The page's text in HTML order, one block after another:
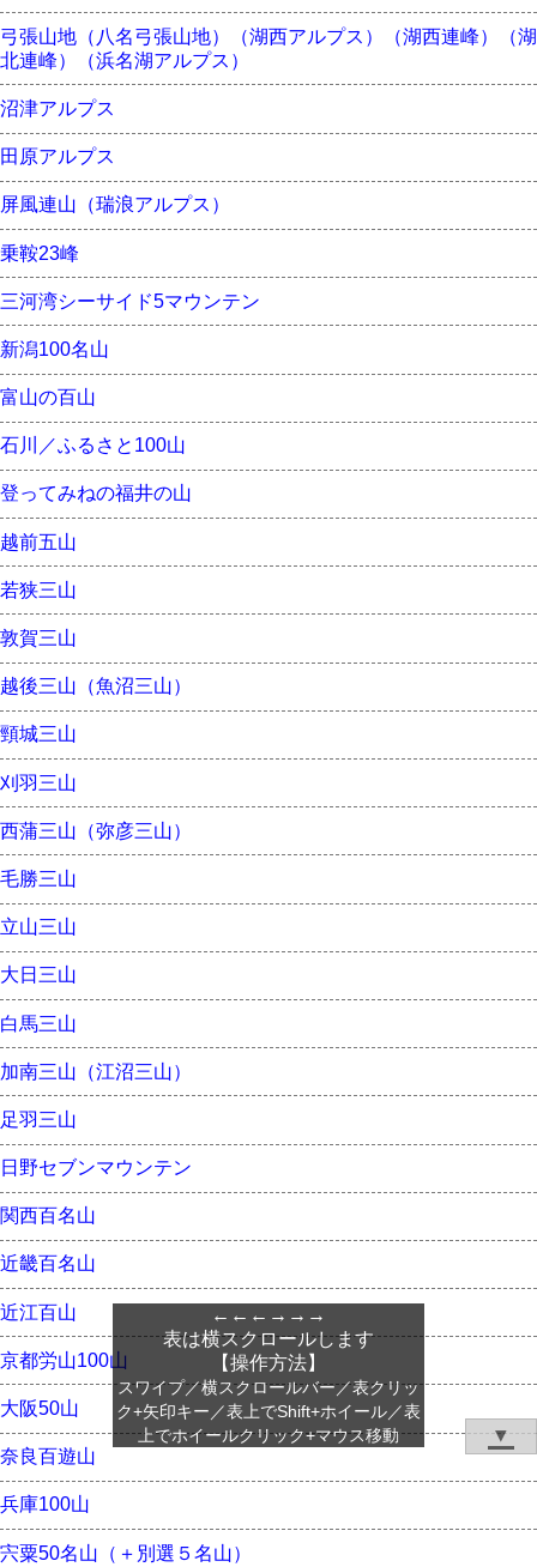
←←←→→→
表は横スクロールします
【操作方法】
スワイプ／横スクロールバー／表クリッ
ク+矢印キー／表上でShift+ホイール／表
上でホイールクリック+マウス移動
弓張山地（八名弓張山地）（湖西アルプス）（湖西連峰）（湖
北連峰）（浜名湖アルプス）
沼津アルプス
田原アルプス
屏風連山（瑞浪アルプス）
乗鞍23峰
三河湾シーサイド5マウンテン
新潟100名山
富山の百山
石川／ふるさと100山
登ってみねの福井の山
越前五山
若狭三山
敦賀三山
越後三山（魚沼三山）
頸城三山
刈羽三山
西蒲三山（弥彦三山）
毛勝三山
立山三山
大日三山
白馬三山
加南三山（江沼三山）
足羽三山
日野セブンマウンテン
関西百名山
近畿百名山
近江百山
京都労山100山
大阪50山
奈良百遊山
兵庫100山
宍粟50名山（＋別選５名山）
▼